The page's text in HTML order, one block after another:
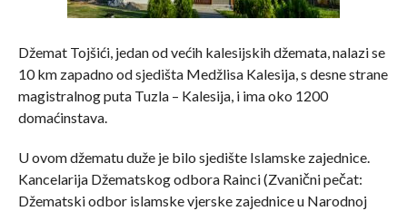
Džemat Tojšići, jedan od većih kalesijskih džemata, nalazi se
10 km zapadno od sjedišta Medžlisa Kalesija, s desne strane
magistralnog puta Tuzla – Kalesija, i ima oko 1200
domaćinstava.
U ovom džematu duže je bilo sjedište Islamske zajednice.
Kancelarija Džematskog odbora Rainci (Zvanični pečat:
Džematski odbor islamske vjerske zajednice u Narodnoj